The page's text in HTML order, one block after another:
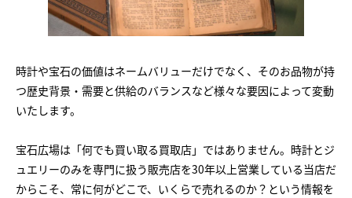
時計や宝石の価値はネームバリューだけでなく、そのお品物が持
つ歴史背景・需要と供給のバランスなど様々な要因によって変動
いたします。
宝石広場は「何でも買い取る買取店」ではありません。時計とジ
ュエリーのみを専門に扱う販売店を30年以上営業している当店だ
からこそ、常に何がどこで、いくらで売れるのか？という情報を